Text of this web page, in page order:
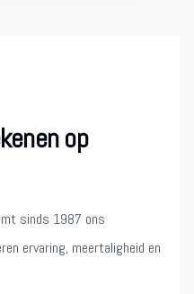
op
sinds 1987 ons
ervaring, meertaligheid en